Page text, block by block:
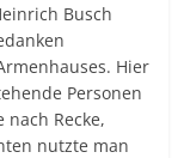
Busch
Hier
Personen
Recke,
nutzte man